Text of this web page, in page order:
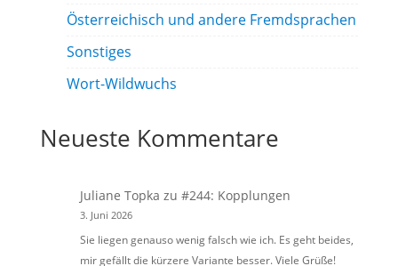
Österreichisch und andere Fremdsprachen
Sonstiges
Wort-Wildwuchs
Neueste Kommentare
Juliane Topka zu#244: Kopplungen
3. Juni 2026
Sie liegen genauso wenig falsch wie ich. Es geht beides,
mir gefällt die kürzere Variante besser. Viele Grüße!